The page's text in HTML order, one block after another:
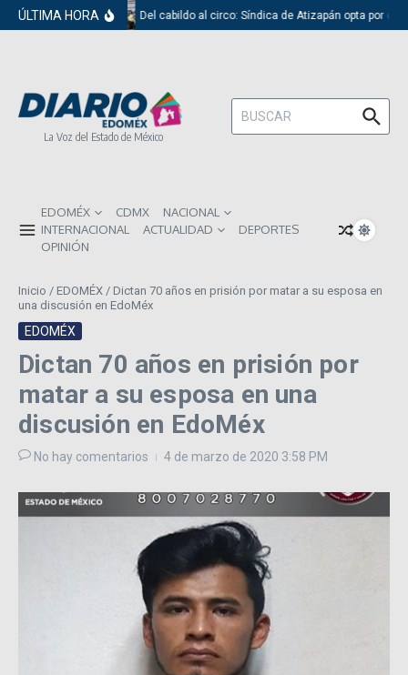
Saltar al contenido
ÚLTIMA HORA Del cabildo al circo: Síndica de Atizapán opta por el
La Voz del Estado de México
Buscar:
EDOMÉX CDMX
NACIONAL
INTERNACIONAL
ACTUALIDAD
DEPORTES
OPINIÓN
Inicio / EDOMÉX / Dictan 70 años en prisión por matar a su esposa en
una discusión en EdoMéx
EDOMÉX
Dictan 70 años en prisión por
matar a su esposa en una
discusión en EdoMéx
No hay comentarios 4 de marzo de 2020 3:58 PM